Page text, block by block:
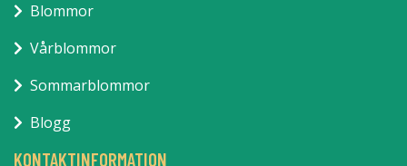
Blommor
Vårblommor
Sommarblommor
Blogg
KONTAKTINFORMATION